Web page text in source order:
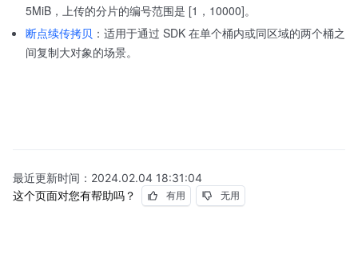
5MiB，上传的分片的编号范围是 [1，10000]。
断点续传拷贝 ：适用于通过 SDK 在单个桶内或同区域的两个桶之
间复制大对象的场景。
最近更新时间： 2024.02.04 18:31:04
这个页面对您有帮助吗？
有用 无用